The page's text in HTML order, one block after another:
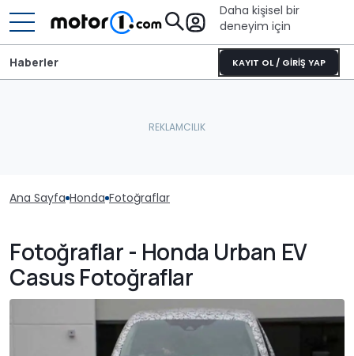
Daha kişisel bir
deneyim için
KAYIT OL / GİRİŞ YAP
Haberler
Ana Sayfa Honda Fotoğraflar
Fotoğraflar - Honda Urban EV
Casus Fotoğraflar